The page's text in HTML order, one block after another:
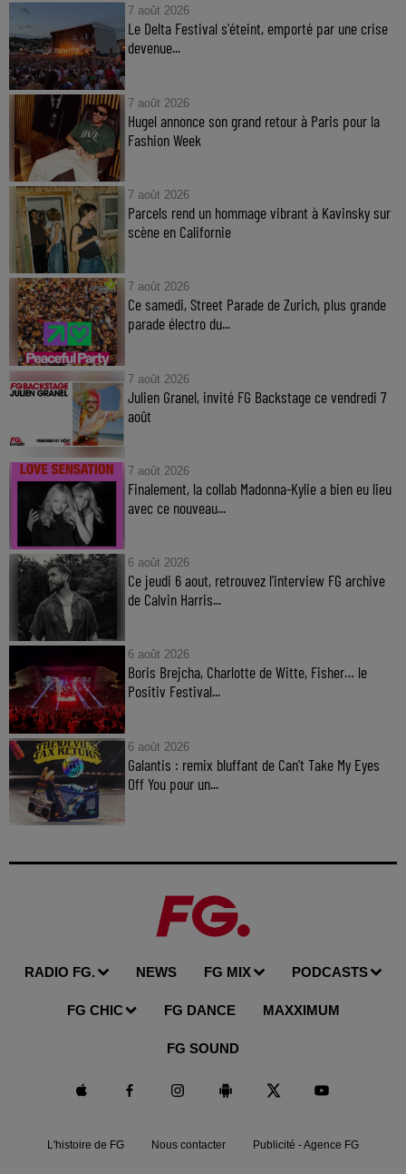
7 août 2026
Le Delta Festival s'éteint, emporté par une crise
devenue...
7 août 2026
Hugel annonce son grand retour à Paris pour la
Fashion Week
7 août 2026
Parcels rend un hommage vibrant à Kavinsky sur
scène en Californie
7 août 2026
Ce samedi, Street Parade de Zurich, plus grande
parade électro du...
7 août 2026
Julien Granel, invité FG Backstage ce vendredi 7
août
7 août 2026
Finalement, la collab Madonna-Kylie a bien eu lieu
avec ce nouveau...
6 août 2026
Ce jeudi 6 aout, retrouvez l'interview FG archive
de Calvin Harris...
6 août 2026
Boris Brejcha, Charlotte de Witte, Fisher… le
Positiv Festival...
6 août 2026
Galantis : remix bluffant de Can’t Take My Eyes
Off You pour un...
RADIO FG. NEWS FG MIX PODCASTS
FG CHIC FG DANCE MAXXIMUM
FG SOUND
L'histoire de FG Nous contacter Publicité - Agence FG